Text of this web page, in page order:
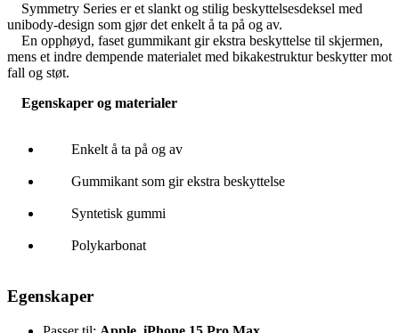
Symmetry Series er et slankt og stilig beskyttelsesdeksel med
unibody-design som gjør det enkelt å ta på og av.
En opphøyd, faset gummikant gir ekstra beskyttelse til skjermen,
mens et indre dempende materialet med bikakestruktur beskytter mot
fall og støt.
Egenskaper og materialer
Enkelt å ta på og av
Gummikant som gir ekstra beskyttelse
Syntetisk gummi
Polykarbonat
Egenskaper